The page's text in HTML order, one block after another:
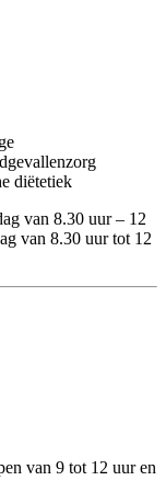
diëtetiek
van 8.30 uur – 12
van 8.30 uur tot 12
van 9 tot 12 uur en